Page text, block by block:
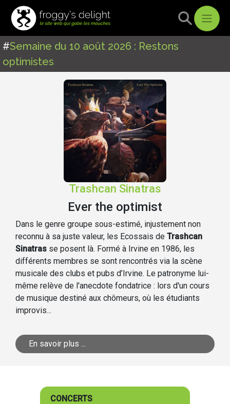
#Semaine du 10 août 2026 : Restons
optimistes
Trashcan Sinatras
Ever the optimist
Dans le genre groupe sous-estimé, injustement non
reconnu à sa juste valeur, les Ecossais de Trashcan
Sinatras se posent là. Formé à Irvine en 1986, les
différents membres se sont rencontrés via la scène
musicale des clubs et pubs d’Irvine. Le patronyme lui-
même relève de l'anecdote fondatrice : lors d'un cours
de musique destiné aux chômeurs, où les étudiants
improvis...
En savoir plus ...
CONCERTS